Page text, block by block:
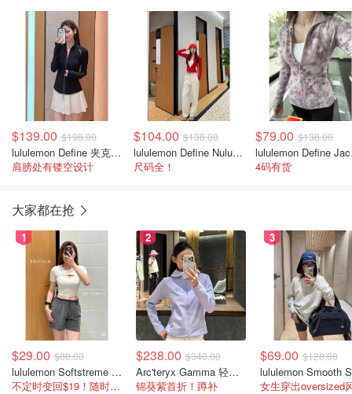
$139.00 $198.00
lululemon Define 夹克 SLNSH系列
肩膀处有镂空设计
$104.00 $138.00
lululemon Define Nulu 短款夹克
尺码全！
$79.00 $138.00
4码有货
大家都在抢
1
$29.00 $88.00
lululemon Softstreme 女士高腰短裤 10cm
不定时变回$19！随时点进来看
2
$238.00 $340.00
Arc'teryx Gamma 轻量连帽卫衣 女款
锦葵紫首折！蹲补
3
$69.00 $128.00
女生穿出oversized